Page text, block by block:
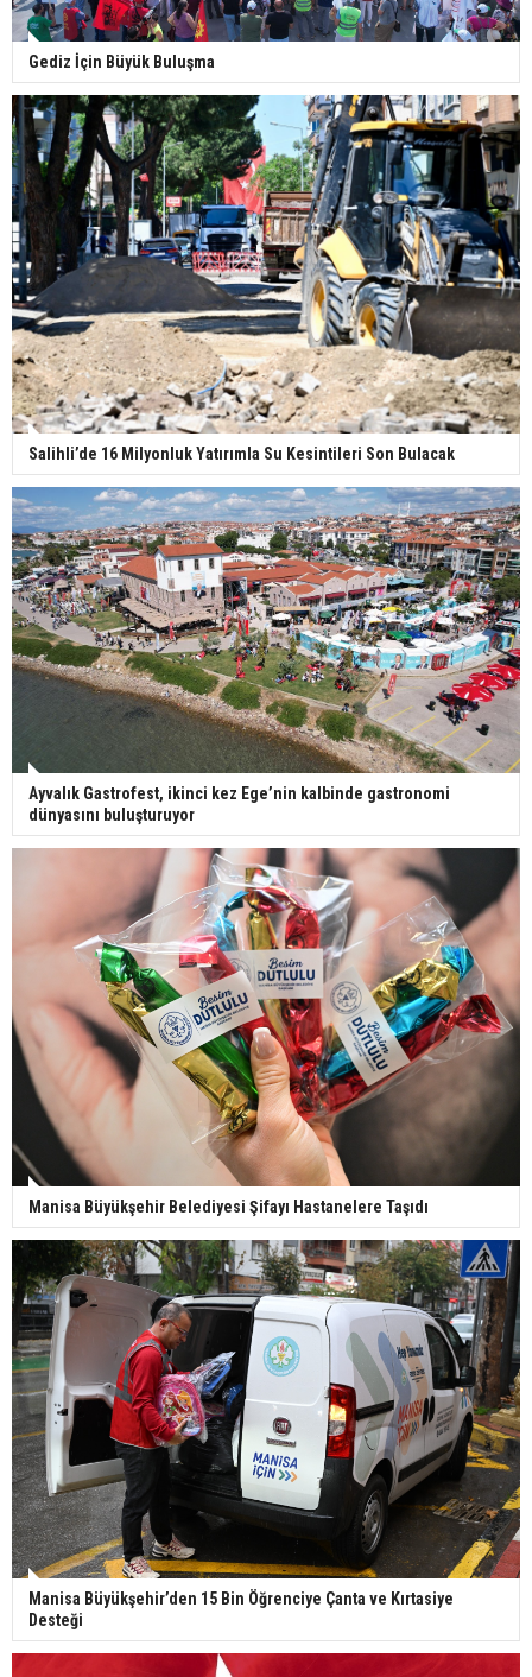
Gediz İçin Büyük Buluşma
Salihli’de 16 Milyonluk Yatırımla Su Kesintileri Son Bulacak
Ayvalık Gastrofest, ikinci kez Ege’nin kalbinde gastronomi
dünyasını buluşturuyor
Manisa Büyükşehir Belediyesi Şifayı Hastanelere Taşıdı
Manisa Büyükşehir’den 15 Bin Öğrenciye Çanta ve Kırtasiye
Desteği